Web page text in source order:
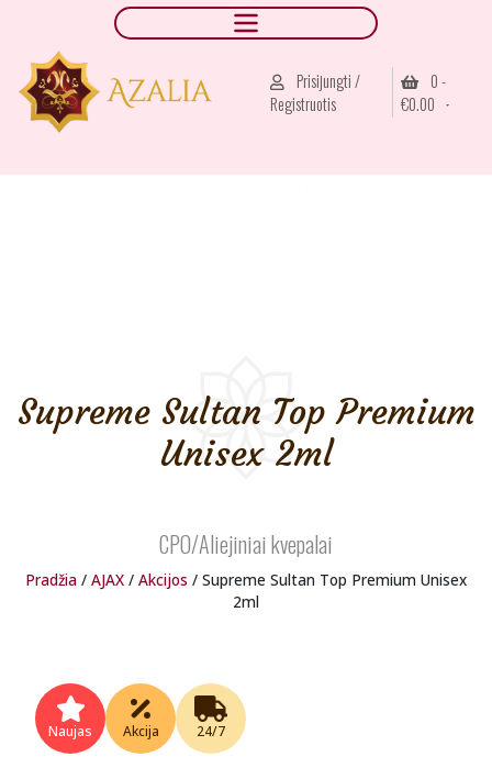
Prisijungti /
Registruotis
0 -
€0.00
Supreme Sultan Top Premium
Unisex 2ml
CPO/Aliejiniai kvepalai
Pradžia / AJAX / Akcijos / Supreme Sultan Top Premium Unisex
2ml
Naujas Akcija 24/7